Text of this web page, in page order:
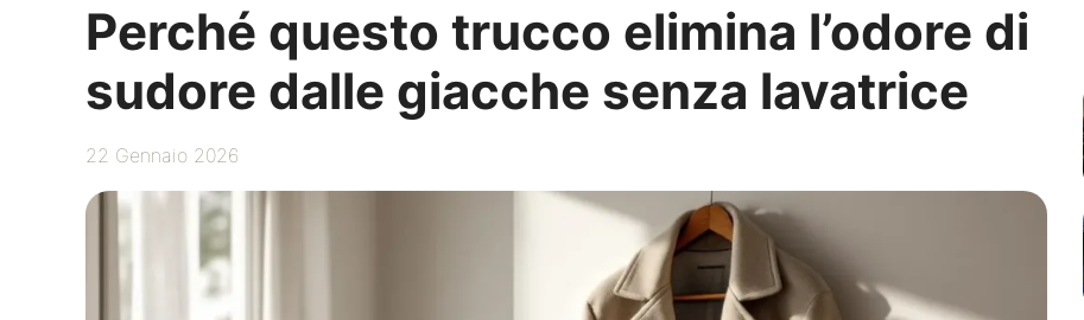
Perché questo trucco elimina l’odore di
sudore dalle giacche senza lavatrice
22 Gennaio 2026